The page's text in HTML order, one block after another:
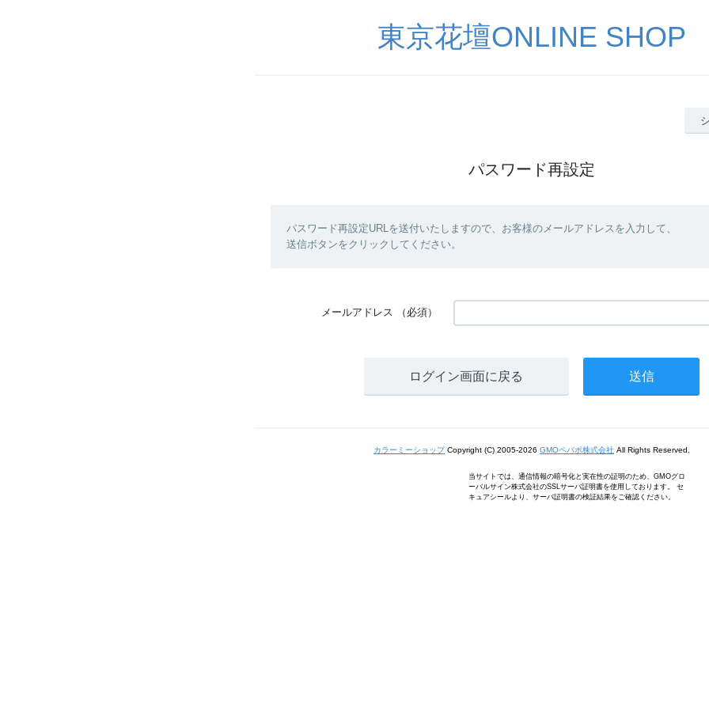
東京花壇ONLINE SHOP
パスワード再設定
パスワード再設定URLを送付いたしますので、お客様のメールアドレスを入力して、
送信ボタンをクリックしてください。
メールアドレス （必須）
ログイン画面に戻る
カラーミーショップCopyright (C) 2005-2026 GMOペパボ株式会社 All Rights Reserved.
当サイトでは、通信情報の暗号化と実在性の証明のため、GMOグロ
ーバルサイン株式会社のSSLサーバ証明書を使用しております。 セ
キュアシールより、サーバ証明書の検証結果をご確認ください。